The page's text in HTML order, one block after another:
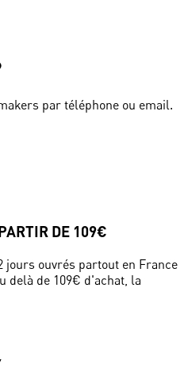
par téléphone ou email.
DE 109€
jours ouvrés partout en France
delà de 109€ d'achat, la